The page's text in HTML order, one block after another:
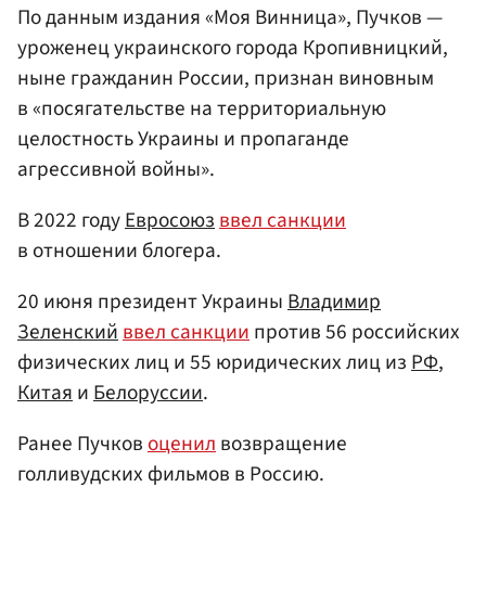
По данным издания «Моя Винница», Пучков —
уроженец украинского города Кропивницкий,
ныне гражданин России, признан виновным
в «посягательстве на территориальную
целостность Украины и пропаганде
агрессивной войны».
В 2022 годуЕвросоюзввел санкции
в отношении блогера.
20 июня президент УкраиныВладимир
Зеленскийввел санкциипротив 56 российских
физических лиц и 55 юридических лиц изРФ,
КитаяиБелоруссии.
Ранее Пучковоценилвозвращение
голливудских фильмов в Россию.